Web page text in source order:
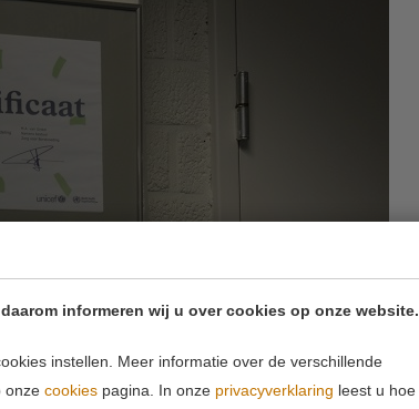
informeren wij u over cookies op onze website.
instellen. Meer informatie over de verschillende
onze cookies pagina. In onze privacyverklaring leest u hoe